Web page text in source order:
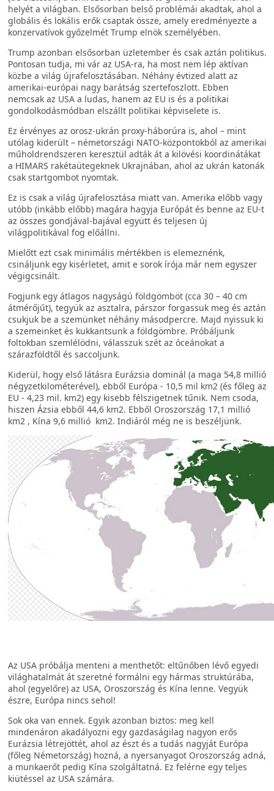
helyét a világban. Elsősorban belső problémái akadtak, ahol a
globális és lokális erők csaptak össze, amely eredményezte a
konzervatívok győzelmét Trump elnök személyében.
Trump azonban elsősorban üzletember és csak aztán politikus.
Pontosan tudja, mi vár az USA-ra, ha most nem lép aktívan
közbe a világ újrafelosztásában. Néhány évtized alatt az
amerikai-európai nagy barátság szertefoszlott. Ebben
nemcsak az USA a ludas, hanem az EU is és a politikai
gondolkodásmódban elszállt politikai képviselete is.
Ez érvényes az orosz-ukrán proxy-háborúra is, ahol – mint
utólag kiderült – németországi NATO-központokból az amerikai
műholdrendszeren keresztül adták át a kilövési koordinátákat
a HIMARS rakétaütegeknek Ukrajnában, ahol az ukrán katonák
csak startgombot nyomtak.
Ez is csak a világ újrafelosztása miatt van. Amerika előbb vagy
utóbb (inkább előbb) magára hagyja Európát és benne az EU-t
az összes gondjával-bajával együtt és teljesen új
világpolitikával fog előállni.
Mielőtt ezt csak minimális mértékben is elemeznénk,
csináljunk egy kisérletet, amit e sorok írója már nem egyszer
végigcsinált.
Fogjunk egy átlagos nagyságú földgömböt (cca 30 – 40 cm
átmérőjűt), tegyük az asztalra, párszor forgassuk meg és aztán
csukjuk be a szemünket néhány másodpercre. Majd nyissuk ki
a szemeinket és kukkantsunk a földgömbre. Próbáljunk
foltokban szemlélödni, válasszuk szét az óceánokat a
szárazföldtől és saccoljunk.
Kiderül, hogy első látásra Eurázsia dominál (a maga 54,8 millió
négyzetkilométerével), ebből Európa - 10,5 mil km2 (és főleg az
EU - 4,23 mil. km2) egy kisebb félszigetnek tűnik. Nem csoda,
hiszen Ázsia ebből 44,6 km2. Ebből Oroszország 17,1 millió
km2 , Kína 9,6 millió km2. Indiáról még ne is beszéljünk.
Az USA próbálja menteni a menthetőt: eltűnőben lévő egyedi
világhatalmát át szeretné formálni egy hármas struktúrába,
ahol (egyelőre) az USA, Oroszország és Kína lenne. Vegyük
észre, Európa nincs sehol!
Sok oka van ennek. Egyik azonban biztos: meg kell
mindenáron akadályozni egy gazdaságilag nagyon erős
Eurázsia létrejöttét, ahol az észt és a tudás nagyját Európa
(főleg Németország) hozná, a nyersanyagot Oroszország adná,
a munkaerőt pedig Kína szolgáltatná. Ez felérne egy teljes
kiütéssel az USA számára.